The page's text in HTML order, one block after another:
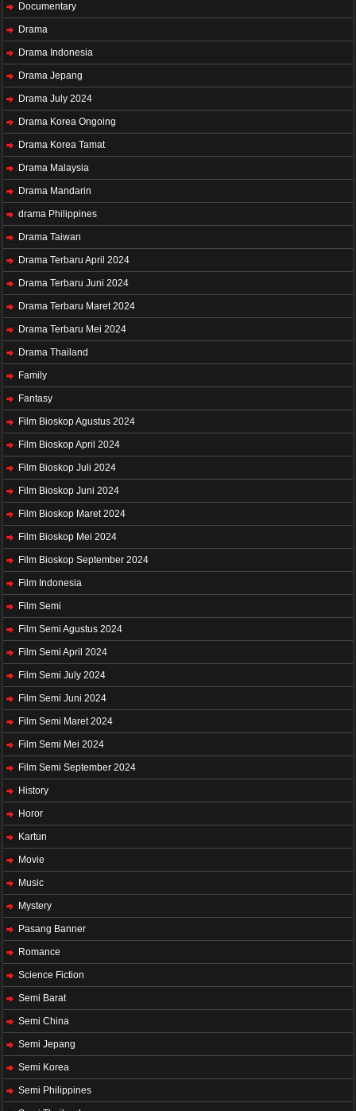
Documentary
Drama
Drama Indonesia
Drama Jepang
Drama July 2024
Drama Korea Ongoing
Drama Korea Tamat
Drama Malaysia
Drama Mandarin
drama Philippines
Drama Taiwan
Drama Terbaru April 2024
Drama Terbaru Juni 2024
Drama Terbaru Maret 2024
Drama Terbaru Mei 2024
Drama Thailand
Family
Fantasy
Film Bioskop Agustus 2024
Film Bioskop April 2024
Film Bioskop Juli 2024
Film Bioskop Juni 2024
Film Bioskop Maret 2024
Film Bioskop Mei 2024
Film Bioskop September 2024
Film Indonesia
Film Semi
Film Semi Agustus 2024
Film Semi April 2024
Film Semi July 2024
Film Semi Juni 2024
Film Semi Maret 2024
Film Semi Mei 2024
Film Semi September 2024
History
Horor
Kartun
Movie
Music
Mystery
Pasang Banner
Romance
Science Fiction
Semi Barat
Semi China
Semi Jepang
Semi Korea
Semi Philippines